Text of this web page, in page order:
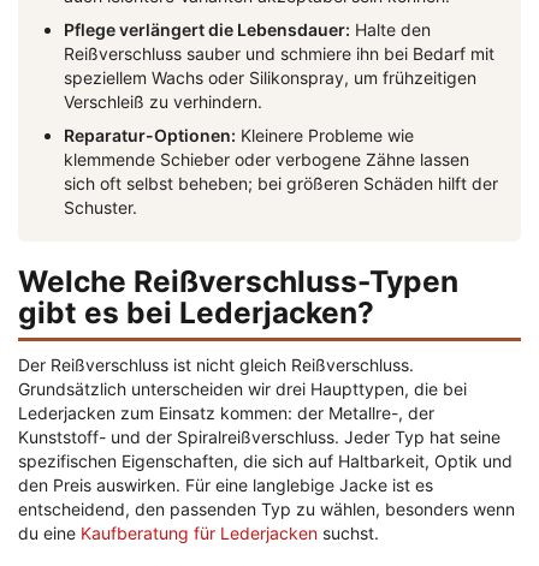
Pflege verlängert die Lebensdauer: Halte den
Reißverschluss sauber und schmiere ihn bei Bedarf mit
speziellem Wachs oder Silikonspray, um frühzeitigen
Verschleiß zu verhindern.
Reparatur-Optionen: Kleinere Probleme wie
klemmende Schieber oder verbogene Zähne lassen
sich oft selbst beheben; bei größeren Schäden hilft der
Schuster.
Welche Reißverschluss-Typen
gibt es bei Lederjacken?
Der Reißverschluss ist nicht gleich Reißverschluss.
Grundsätzlich unterscheiden wir drei Haupttypen, die bei
Lederjacken zum Einsatz kommen: der Metallre-, der
Kunststoff- und der Spiralreißverschluss. Jeder Typ hat seine
spezifischen Eigenschaften, die sich auf Haltbarkeit, Optik und
den Preis auswirken. Für eine langlebige Jacke ist es
entscheidend, den passenden Typ zu wählen, besonders wenn
du eine Kaufberatung für Lederjacken suchst.